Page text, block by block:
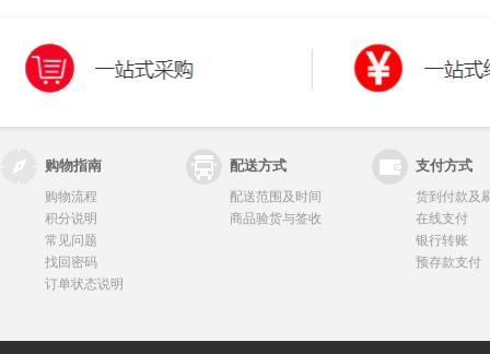
购物指南 配送方式 支付方式
购物流程
积分说明
常见问题
找回密码
订单状态说明
配送范围及时间
商品验货与签收
货到付款及
在线支付
银行转账
预存款支付